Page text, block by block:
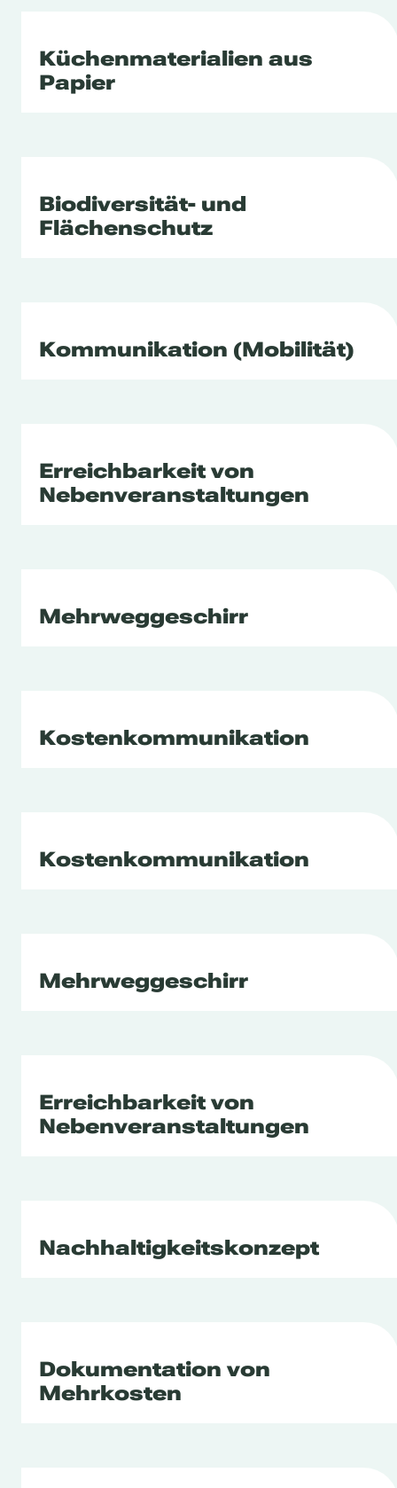
Küchenmaterialien aus
Papier
Biodiversität- und
Flächenschutz
Kommunikation (Mobilität)
Erreichbarkeit von
Nebenveranstaltungen
Mehrweggeschirr
Kostenkommunikation
Kostenkommunikation
Mehrweggeschirr
Erreichbarkeit von
Nebenveranstaltungen
Nachhaltigkeitskonzept
Dokumentation von
Mehrkosten